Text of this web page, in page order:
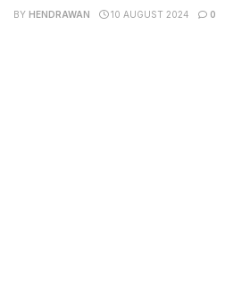
BY HENDRAWAN 10 AUGUST 2024 0